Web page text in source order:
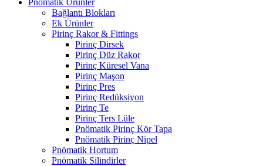
Pnömatik Ürünler
Bağlantı Blokları
Ek Ürünler
Pirinç Rakor & Fittings
Pirinç Dirsek
Pirinç Düz Rakor
Pirinç Küresel Vana
Pirinç Maşon
Pirinç Pres
Pirinç Redüksiyon
Pirinç Te
Pirinç Ters Lüle
Pnömatik Pirinç Kör Tapa
Pnömatik Pirinç Nipel
Pnömatik Hortum
Pnömatik Silindirler